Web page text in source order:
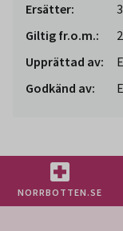
Ersätter:
3
Giltig fr.o.m.:
Upprättad av:
Godkänd av:
NORRBOTTEN.SE